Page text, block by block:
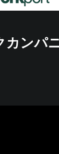
カンパ